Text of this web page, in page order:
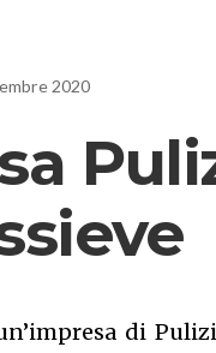
2020
di